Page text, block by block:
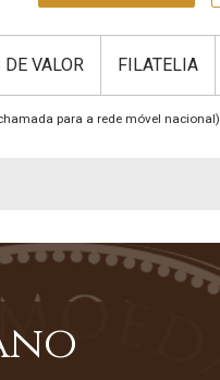
VALOR FILATELIA
para a rede móvel nacional)